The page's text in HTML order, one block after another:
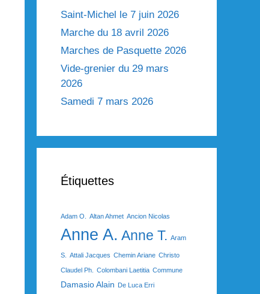
Saint-Michel le 7 juin 2026
Marche du 18 avril 2026
Marches de Pasquette 2026
Vide-grenier du 29 mars
2026
Samedi 7 mars 2026
Étiquettes
Adam O. Altan Ahmet Ancion Nicolas
Anne A. Anne T. Aram
S. Attali Jacques Chemin Ariane Christo
Claudel Ph. Colombani Laetitia Commune
Damasio Alain De Luca Erri